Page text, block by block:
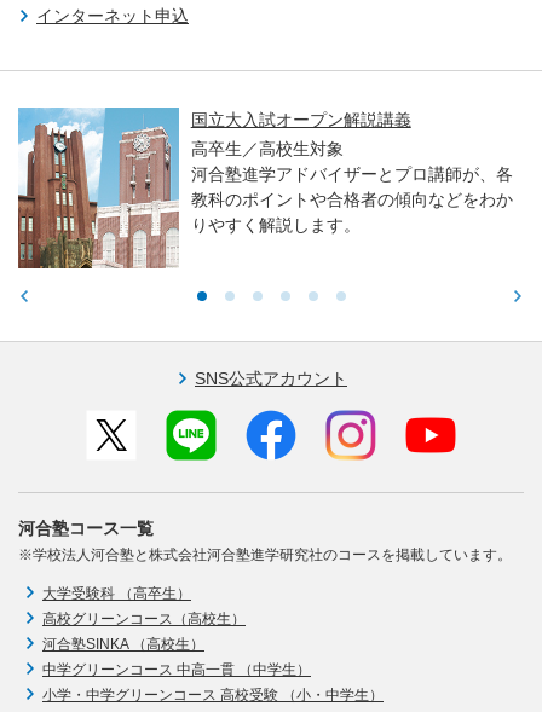
インターネット申込
国立大入試オープン解説講義
高卒生／高校生対象
河合塾進学アドバイザーとプロ講師が、各
教科のポイントや合格者の傾向などをわか
りやすく解説します。
SNS公式アカウント
河合塾コース一覧
※学校法人河合塾と株式会社河合塾進学研究社のコースを掲載しています。
大学受験科 （高卒生）
高校グリーンコース（高校生）
河合塾SINKA （高校生）
中学グリーンコース 中高一貫 （中学生）
小学・中学グリーンコース 高校受験 （小・中学生）